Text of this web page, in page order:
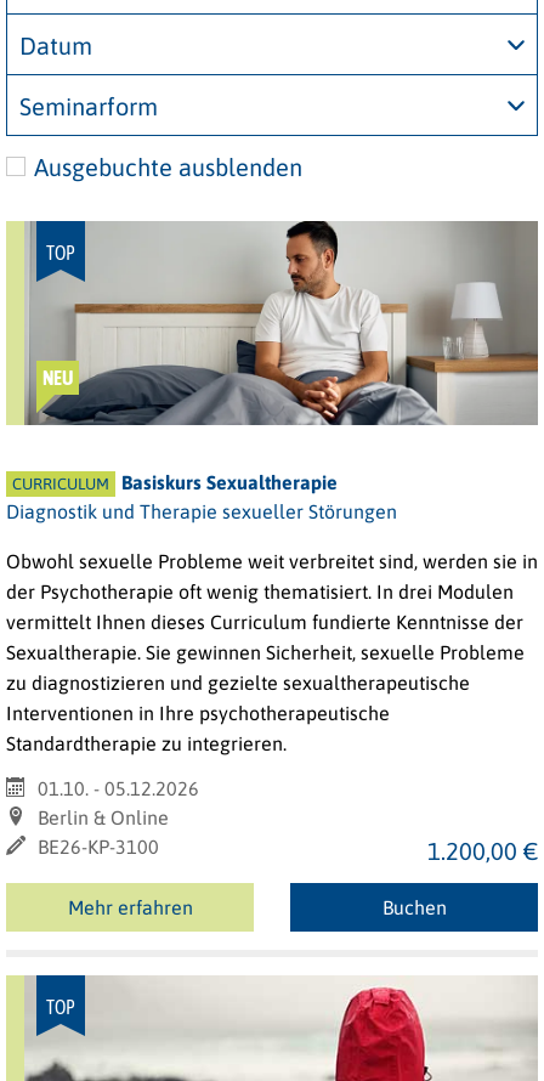
Datum
Seminarform
Ausgebuchte ausblenden
TOP
NEU
CURRICULUM
Basiskurs Sexualtherapie
Diagnostik und Therapie sexueller Störungen
Obwohl sexuelle Probleme weit verbreitet sind, werden sie in
der Psychotherapie oft wenig thematisiert. In drei Modulen
vermittelt Ihnen dieses Curriculum fundierte Kenntnisse der
Sexualtherapie. Sie gewinnen Sicherheit, sexuelle Probleme
zu diagnostizieren und gezielte sexualtherapeutische
Interventionen in Ihre psychotherapeutische
Standardtherapie zu integrieren.
01.10. - 05.12.2026
Berlin & Online
BE26-KP-3100
1.200,00 €
Mehr erfahren Buchen
TOP